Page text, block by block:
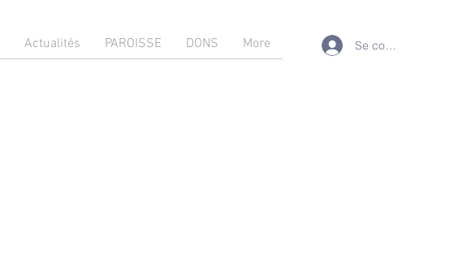
Actualités PAROISSE DONS More Se connecter